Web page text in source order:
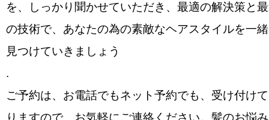
を、しっかり聞かせていただき、最適の解決策と
の技術で、あなたの為の素敵なヘアスタイルを一
見つけていきましょう
.
ご予約は、お電話でもネット予約でも、受け付け
りますので、お気軽にご連絡ください。髪のお悩